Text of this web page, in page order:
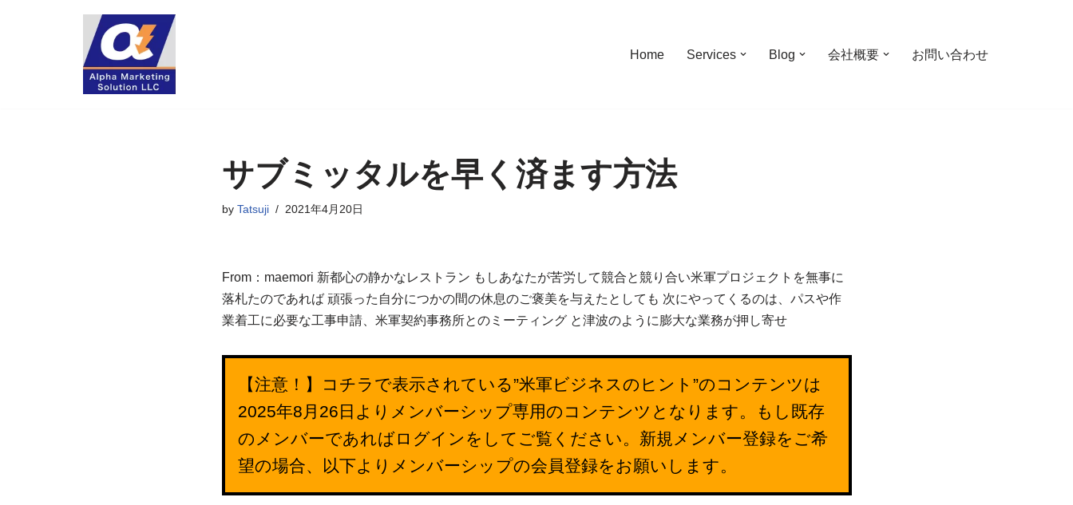
Home Services Blog 会社概要 お問い合わせ
サブミッタルを早く済ます方法
by Tatsuji 2021年4月20日
From：maemori 新都心の静かなレストラン もしあなたが苦労して競合と競り合い米軍プロジェクトを無事に
落札たのであれば 頑張った自分につかの間の休息のご褒美を与えたとしても 次にやってくるのは、パスや作
業着工に必要な工事申請、米軍契約事務所とのミーティング と津波のように膨大な業務が押し寄せ
【注意！】コチラで表示されている”米軍ビジネスのヒント”のコンテンツは
2025年8月26日よりメンバーシップ専用のコンテンツとなります。もし既存
のメンバーであればログインをしてご覧ください。新規メンバー登録をご希
望の場合、以下よりメンバーシップの会員登録をお願いします。